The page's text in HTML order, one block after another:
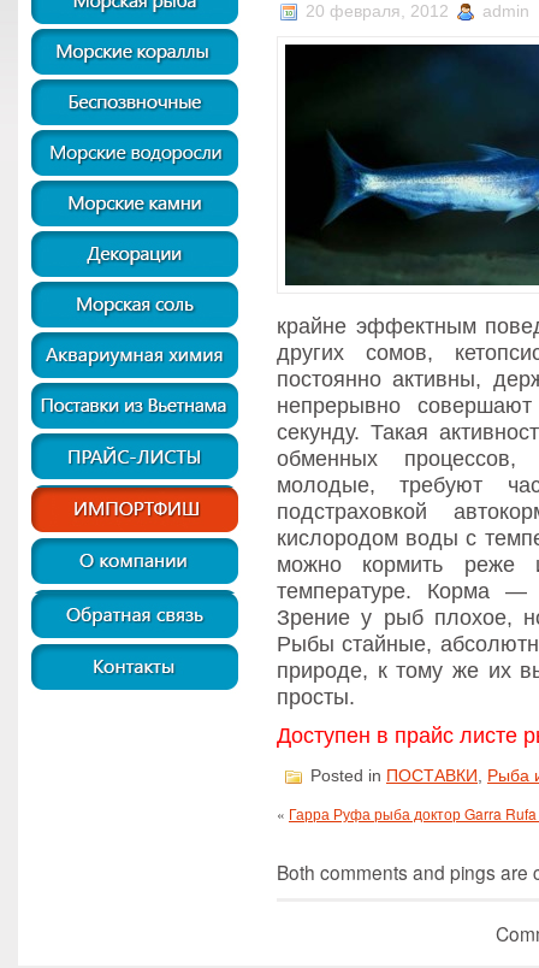
20 февраля, 2012 admin
крайне эффектным
других сомов,
постоянно активны,
непрерывно
секунду. Такая
обменных
молодые, требуют
подстраховкой
кислородом воды с
можно кормить реже
температуре. Корма
Зрение у рыб плохое,
Рыбы стайные,
природе, к тому же их
просты.
Доступен в прайс листе
Posted in ПОСТАВКИ, Рыба
« Гарра Руфа рыба доктор Garra
Both comments and pings are